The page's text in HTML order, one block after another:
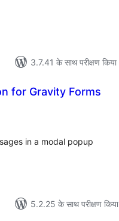
3.7.41 के साथ परीक्षण किया
for Gravity Forms
in a modal popup
5.2.25 के साथ परीक्षण किया